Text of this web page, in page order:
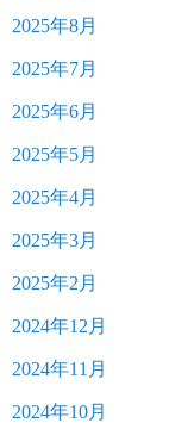
2025年8月
2025年7月
2025年6月
2025年5月
2025年4月
2025年3月
2025年2月
2024年12月
2024年11月
2024年10月